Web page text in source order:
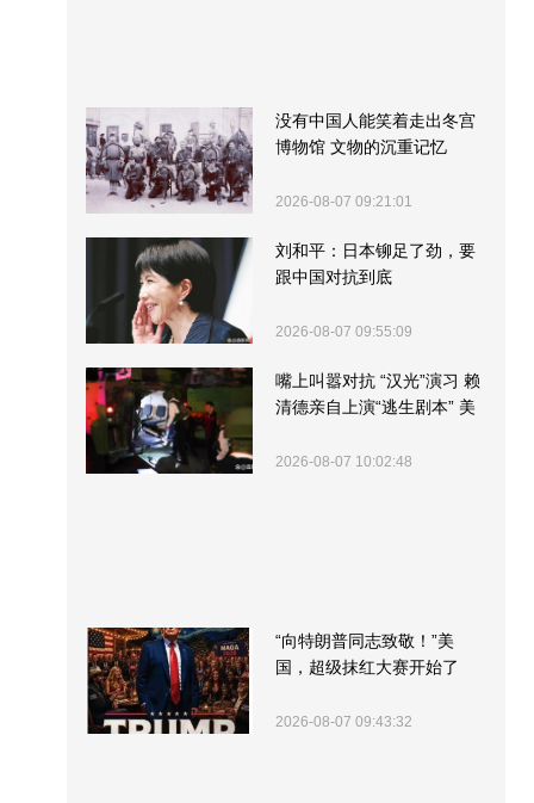
没有中国人能笑着走出冬宫
博物馆 文物的沉重记忆
2026-08-07 09:21:01
刘和平：日本铆足了劲，要
跟中国对抗到底
2026-08-07 09:55:09
嘴上叫嚣对抗 “汉光”演习 赖
清德亲自上演“逃生剧本” 美
2026-08-07 10:02:48
“向特朗普同志致敬！”美
国，超级抹红大赛开始了
2026-08-07 09:43:32